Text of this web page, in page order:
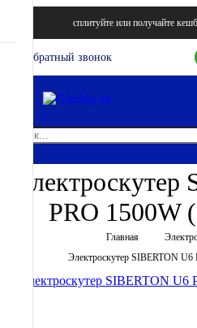
сплитуйте или получайте
Обратный звонок
Электроскутер
PRO 1500W
Главная
Электроскутер SIBERTON